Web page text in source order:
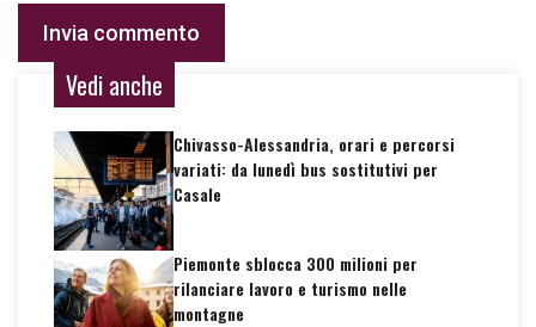
Vedi anche
Chivasso-Alessandria, orari e percorsi
variati: da lunedì bus sostitutivi per
Casale
Piemonte sblocca 300 milioni per
rilanciare lavoro e turismo nelle
montagne